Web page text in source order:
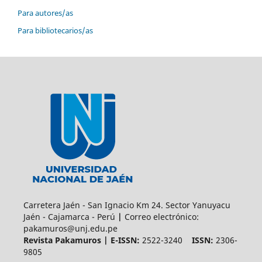
Para autores/as
Para bibliotecarios/as
Carretera Jaén - San Ignacio Km 24. Sector Yanuyacu
Jaén - Cajamarca - Perú | Correo electrónico:
pakamuros@unj.edu.pe
Revista Pakamuros | E-ISSN: 2522-3240 ISSN: 2306-
9805